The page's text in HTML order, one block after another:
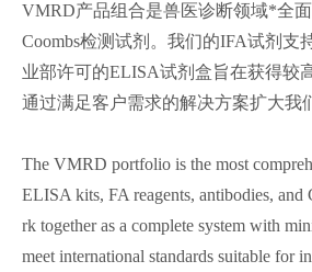
VMRD产品组合是兽医诊断领域*全面
Coombs检测试剂。我们的IFA试剂
业部许可的ELISA试剂盒旨在获得较
通过满足客户需求的解决方案扩大我
The VMRD portfolio is the most
ELISA kits, FA reagents, antibodies, and
rk together as a complete system with
meet international standards suitable for